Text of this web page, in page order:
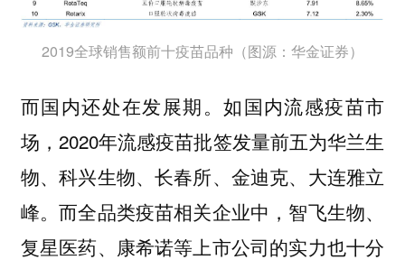
2019全球销售额前十疫苗品种（图源：华金证券）
而国内还处在发展期。如国内流感疫苗市
场，2020年流感疫苗批签发量前五为华兰生
物、科兴生物、长春所、金迪克、大连雅立
峰。而全品类疫苗相关企业中，智飞生物、
复星医药、康希诺等上市公司的实力也十分